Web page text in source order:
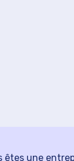
êtes une